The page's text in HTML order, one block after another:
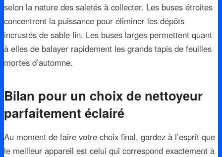
selon la nature des saletés à collecter. Les buses étroites
concentrent la puissance pour éliminer les dépôts
incrustés de sable fin. Les buses larges permettent quant
à elles de balayer rapidement les grands tapis de feuilles
mortes d’automne.
Bilan pour un choix de nettoyeur
parfaitement éclairé
Au moment de faire votre choix final, gardez à l’esprit que
le meilleur appareil est celui qui correspond exactement à